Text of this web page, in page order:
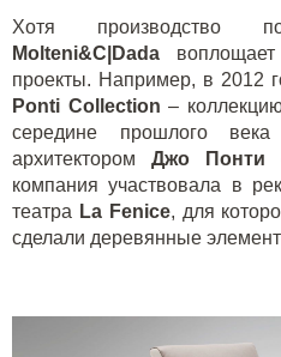
Хотя производство
Molteni&C|Dada
проекты. Например, в 2012
Ponti Collection –
середине прошлого века
архитектором Джо Понти
компания участвовала в
театра La Fenice, для
сделали деревянные